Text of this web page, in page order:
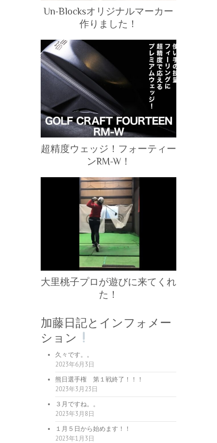
Un-Blocksオリジナルマーカー
作りました！
超精度ウェッジ！フォーティー
ンRM-W！
大里桃子プロが遊びに来てくれ
た！
加藤日記とインフォメー
ション
久々です。。
2023年6月3日
熊日選手権 第１戦終了！！！
2023年3月23日
３月ですね。。
2023年3月8日
１月５日から始めます！！
2023年1月3日